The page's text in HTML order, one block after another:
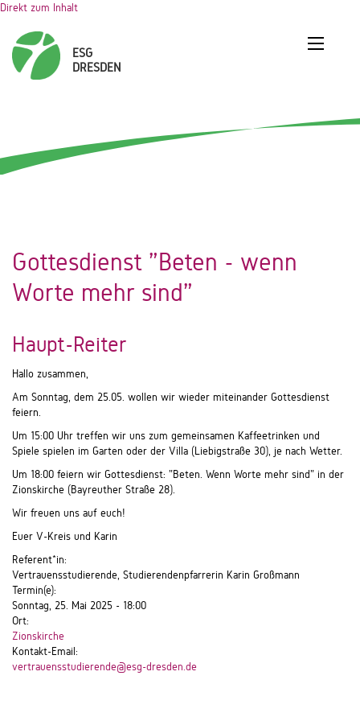
Direkt zum Inhalt
Gottesdienst "Beten - wenn
Worte mehr sind"
Haupt-Reiter
Hallo zusammen,
Am Sonntag, dem 25.05. wollen wir wieder miteinander Gottesdienst
feiern.
Um 15:00 Uhr treffen wir uns zum gemeinsamen Kaffeetrinken und
Spiele spielen im Garten oder der Villa (Liebigstraße 30), je nach Wetter.
Um 18:00 feiern wir Gottesdienst: "Beten. Wenn Worte mehr sind" in der
Zionskirche (Bayreuther Straße 28).
Wir freuen uns auf euch!
Euer V-Kreis und Karin
Referent*in:
Vertrauensstudierende, Studierendenpfarrerin Karin Großmann
Termin(e):
Sonntag, 25. Mai 2025 - 18:00
Ort:
Zionskirche
Kontakt-Email:
vertrauensstudierende@esg-dresden.de